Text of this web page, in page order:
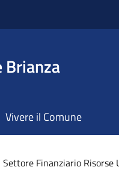
Brianza
Vivere il Comune
Settore Finanziario Risorse